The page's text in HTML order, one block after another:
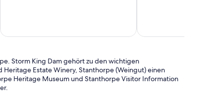
Stanthorpe
Storm King Dam gehört zu den wichtigen
Estate Winery, Stanthorpe (Weingut) einen
Heritage Museum und Stanthorpe Visitor Information